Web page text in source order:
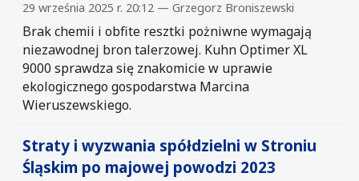
29 września 2025 r. 20:12 — Grzegorz Broniszewski
Brak chemii i obfite resztki pożniwne wymagają
niezawodnej bron talerzowej. Kuhn Optimer XL
9000 sprawdza się znakomicie w uprawie
ekologicznego gospodarstwa Marcina
Wieruszewskiego.
Straty i wyzwania spółdzielni w Stroniu
Śląskim po majowej powodzi 2023